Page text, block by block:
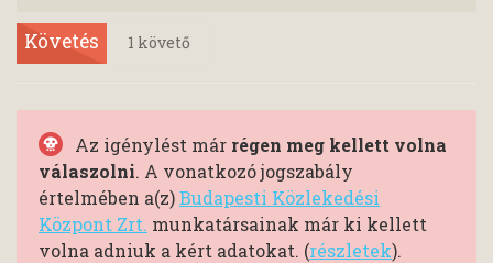
Követés 1 követő
Az igénylést már régen meg kellett volna
válaszolni. A vonatkozó jogszabály
értelmében a(z)Budapesti Közlekedési
Központ Zrt. munkatársainak már ki kellett
volna adniuk a kért adatokat. (részletek).